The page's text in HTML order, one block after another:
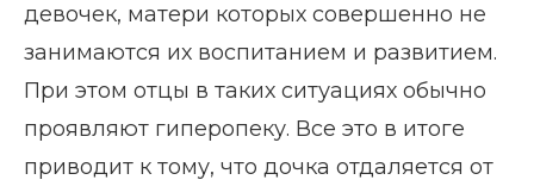
девочек, матери которых совершенно не
занимаются их воспитанием и развитием.
При этом отцы в таких ситуациях обычно
проявляют гиперопеку. Все это в итоге
приводит к тому, что дочка отдаляется от